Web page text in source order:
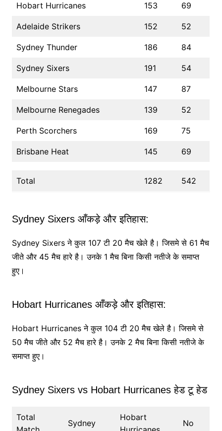
Hobart Hurricanes 153 69
Adelaide Strikers 152 52
Sydney Thunder 186 84
Sydney Sixers 191 54
Melbourne Stars 147 87
Melbourne Renegades 139 52
Perth Scorchers 169 75
Brisbane Heat 145 69
Total 1282 542
Sydney Sixers आँकड़े और इतिहास:
Sydney Sixers ने कुल 107 टी 20 मैच खेले है। जिसमे से 61 मैच
जीते और 45 मैच हारे है। उनके 1 मैच बिना किसी नतीजे के समाप्त
हुए।
Hobart Hurricanes आँकड़े और इतिहास:
Hobart Hurricanes ने कुल 104 टी 20 मैच खेले है। जिसमे से
50 मैच जीते और 52 मैच हारे है। उनके 2 मैच बिना किसी नतीजे के
समाप्त हुए।
Sydney Sixers vs Hobart Hurricanes हेड टू हेड
Total
Sydney
Hobart
No